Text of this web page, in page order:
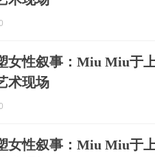
女性叙事：Miu Miu于
术现场
女性叙事：Miu Miu于